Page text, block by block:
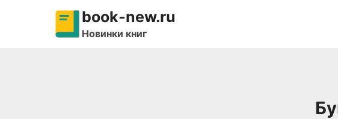
содержимому
book-new.ru
Новинки книг